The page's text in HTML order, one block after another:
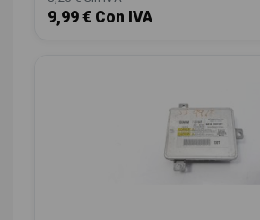
9,99 € Con IVA